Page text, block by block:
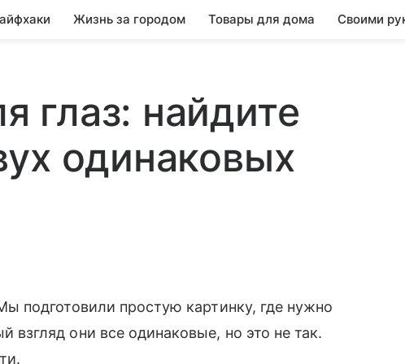
Жизнь за городом Товары для дома Своими
глаз: найдите
одинаковых
подготовили простую картинку, где нужно
взгляд они все одинаковые, но это не так.